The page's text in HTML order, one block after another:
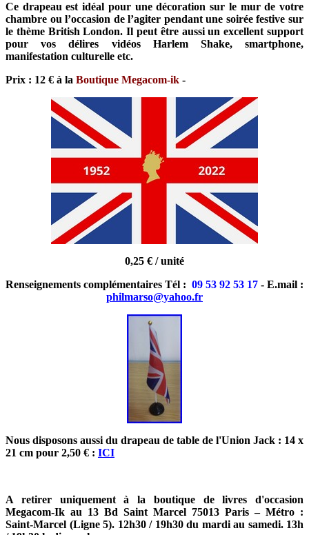
Ce drapeau est idéal pour une décoration sur le mur de votre
chambre ou l’occasion de l’agiter pendant une soirée festive sur
le thème British London. Il peut être aussi un excellent support
pour vos délires vidéos Harlem Shake, smartphone,
manifestation culturelle etc.
Prix : 12 € à la Boutique Megacom-ik -
0,25 € / unité
Renseignements complémentaires Tél : 09 53 92 53 17 - E.mail :
philmarso@yahoo.fr
Nous disposons aussi du drapeau de table de l'Union Jack : 14 x
21 cm pour 2,50 € : ICI
A retirer uniquement à la boutique de livres d'occasion
Megacom-Ik au 13 Bd Saint Marcel 75013 Paris – Métro :
Saint-Marcel (Ligne 5). 12h30 / 19h30 du mardi au samedi. 13h